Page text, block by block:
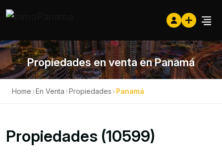
Propiedades en venta en Panamá
Home ›En Venta ›Propiedades ›Panamá
Propiedades (10599)